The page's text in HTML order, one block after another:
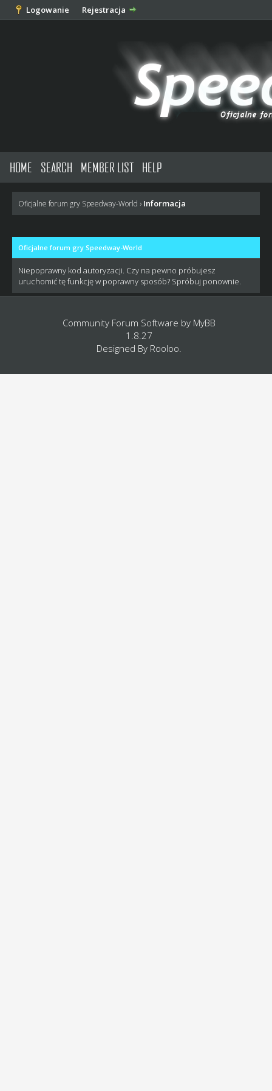
Logowanie Rejestracja
HOME SEARCH MEMBER LIST HELP
Oficjalne forum gry Speedway-World › Informacja
Oficjalne forum gry Speedway-World
Niepoprawny kod autoryzacji. Czy na pewno próbujesz
uruchomić tę funkcję w poprawny sposób? Spróbuj ponownie.
Community Forum Software by MyBB
1.8.27
Designed By Rooloo.